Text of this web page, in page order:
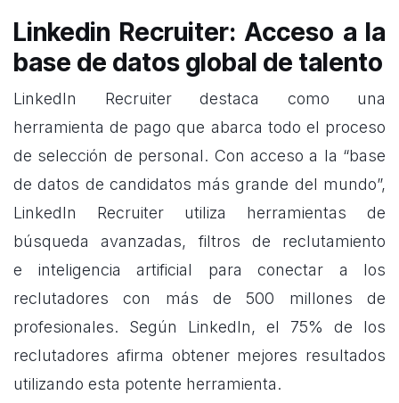
Linkedin Recruiter: Acceso a la
base de datos global de talento
LinkedIn Recruiter destaca como una
herramienta de pago que abarca todo el proceso
de selección de personal. Con acceso a la “base
de datos de candidatos más grande del mundo”,
LinkedIn Recruiter utiliza herramientas de
búsqueda avanzadas, filtros de reclutamiento
e inteligencia artificial para conectar a los
reclutadores con más de 500 millones de
profesionales. Según LinkedIn, el 75% de los
reclutadores afirma obtener mejores resultados
utilizando esta potente herramienta.